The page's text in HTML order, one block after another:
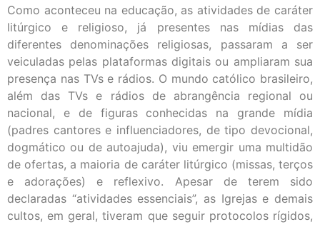
Como aconteceu na educação, as atividades de caráter
litúrgico e religioso, já presentes nas mídias das
diferentes denominações religiosas, passaram a ser
veiculadas pelas plataformas digitais ou ampliaram sua
presença nas TVs e rádios. O mundo católico brasileiro,
além das TVs e rádios de abrangência regional ou
nacional, e de figuras conhecidas na grande mídia
(padres cantores e influenciadores, de tipo devocional,
dogmático ou de autoajuda), viu emergir uma multidão
de ofertas, a maioria de caráter litúrgico (missas, terços
e adorações) e reflexivo. Apesar de terem sido
declaradas “atividades essenciais”, as Igrejas e demais
cultos, em geral, tiveram que seguir protocolos rígidos,